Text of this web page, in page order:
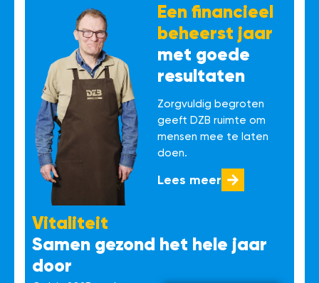
Een financieel
beheerst jaar
met goede
resultaten
Zorgvuldig begroten
geeft DZB ruimte om
mensen mee te laten
doen.
Lees meer
Vitaliteit
Samen gezond het hele jaar
door